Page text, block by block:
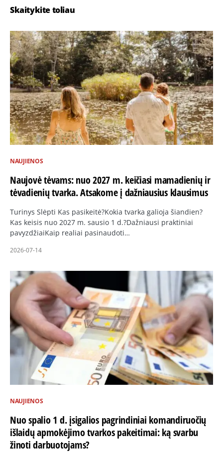
Skaitykite toliau
NAUJIENOS
Naujovė tėvams: nuo 2027 m. keičiasi mamadienių ir
tėvadienių tvarka. Atsakome į dažniausius klausimus
Turinys Slėpti Kas pasikeitė?Kokia tvarka galioja šiandien?
Kas keisis nuo 2027 m. sausio 1 d.?Dažniausi praktiniai
pavyzdžiaiKaip realiai pasinaudoti…
2026-07-14
NAUJIENOS
Nuo spalio 1 d. įsigalios pagrindiniai komandiruočių
išlaidų apmokėjimo tvarkos pakeitimai: ką svarbu
žinoti darbuotojams?